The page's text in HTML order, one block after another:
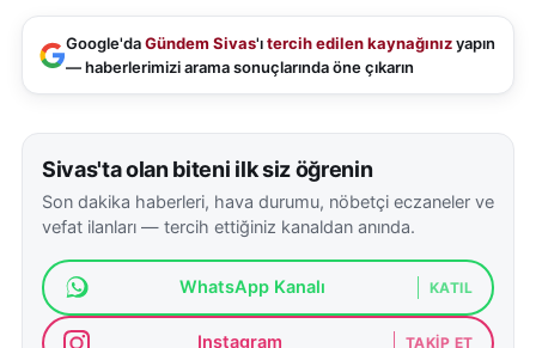
Google'daGündem Sivas'ıtercih edilen kaynağınızyapın
— haberlerimizi arama sonuçlarında öne çıkarın
Sivas'ta olan biteni ilk siz öğrenin
Son dakika haberleri, hava durumu, nöbetçi eczaneler ve
vefat ilanları — tercih ettiğiniz kanaldan anında.
WhatsApp Kanalı KATIL
Instagram TAKIP ET